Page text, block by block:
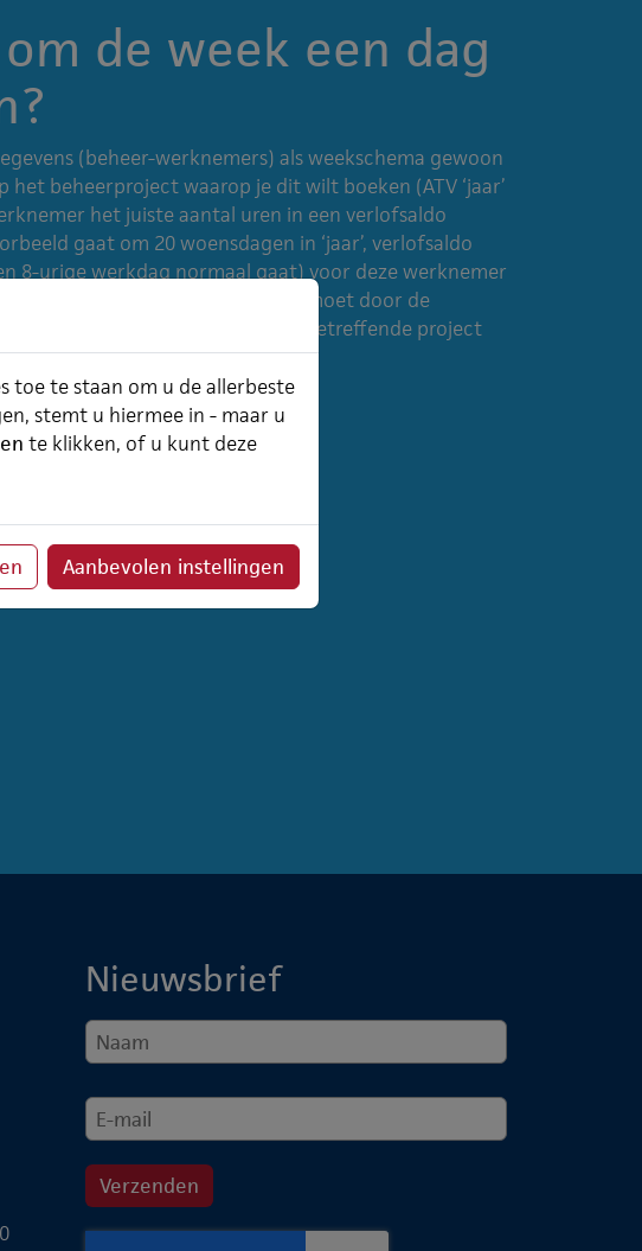
de week een dag
(beheer-werknemers) als weekschema gewoon
het beheerproject waarop je dit wilt boeken (ATV ‘jaar’
het juiste aantal uren in een verlofsaldo
gaat om 20 woensdagen in ‘jaar’, verlofsaldo
8-urige werkdag normaal gaat) voor deze werknemer
verlof en ziekmelding (moet door de
elke woensdag 8 uur op het betreffende project
Nieuwsbrief
toe te staan om u de allerbeste
stemt u hiermee in - maar u
te klikken, of u kunt deze
Aanbevolen instellingen